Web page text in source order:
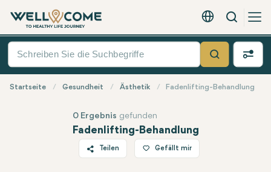
Deutsch - EUR
Suche
Quick
Suche
Startseite Gesundheit Ästhetik Fadenlifting-Behandlung
Fadenlifting-Behandlung
0 Ergebnis gefunden
Teilen Gefällt mir